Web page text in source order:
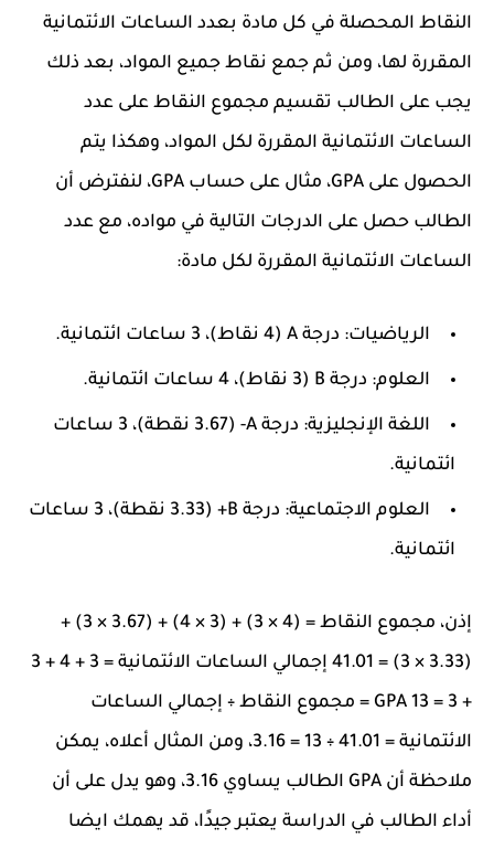
النقاط المحصلة في كل مادة بعدد الساعات الائتمانية
المقررة لها، ومن ثم جمع نقاط جميع المواد، بعد ذلك
يجب على الطالب تقسيم مجموع النقاط على عدد
الساعات الائتمانية المقررة لكل المواد، وهكذا يتم
الحصول على GPA، مثال على حساب GPA، لنفترض أن
الطالب حصل على الدرجات التالية في مواده، مع عدد
الساعات الائتمانية المقررة لكل مادة:
الرياضيات: درجة A (4 نقاط)، 3 ساعات ائتمانية.
العلوم: درجة B (3 نقاط)، 4 ساعات ائتمانية.
اللغة الإنجليزية: درجة A- (3.67 نقطة)، 3 ساعات
ائتمانية.
العلوم الاجتماعية: درجة B+ (3.33 نقطة)، 3 ساعات
ائتمانية.
إذن، مجموع النقاط = (4 × 3) + (3 × 4) + (3.67 × 3) +
(3.33 × 3) = 41.01 إجمالي الساعات الائتمانية = 3 + 4 + 3
+ 3 = 13 GPA = مجموع النقاط ÷ إجمالي الساعات
الائتمانية = 41.01 ÷ 13 = 3.16، و
من المثال أعلاه، يمكن
ملاحظة أن GPA الطالب يساوي 3.16، وهو يدل على أن
أداء الطالب في الدراسة يعتبر جيدًا، قد يهمك ايضا